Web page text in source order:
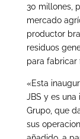
30 millones,
mercado
productor
residuos
para fabricar
«Esta
JBS y es
Grupo, que
sus